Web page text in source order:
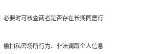
要时可核查两者是否存在长期同居行
拍私密场所行为、非法调取个人信息